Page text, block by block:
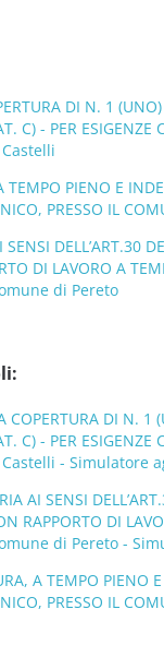
DI N. 1
C) - PER
Castelli
PIENO E
PRESSO IL
DI LAVORO A
di Pereto
DI N.
C) - PER
Castelli - Simulatore
AI SENSI
RAPPORTO DI
di Pereto -
A TEMPO PIENO
PRESSO